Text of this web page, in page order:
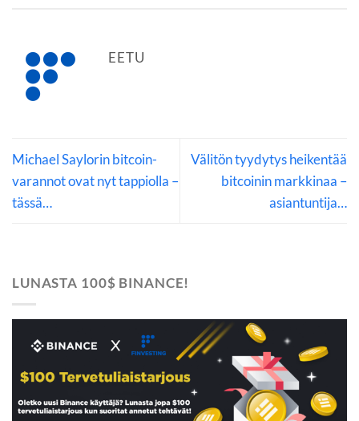
EETU
Michael Saylorin bitcoin-
varannot ovat nyt tappiolla –
tässä…
Välitön tyydytys heikentää
bitcoinin markkinaa –
asiantuntija…
LUNASTA 100$ BINANCE!